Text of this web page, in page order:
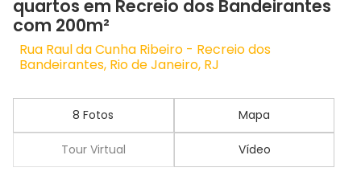
quartos em Recreio dos Bandeirantes
com 200m²
Rua Raul da Cunha Ribeiro - Recreio dos
Bandeirantes, Rio de Janeiro, RJ
8 Fotos Mapa
Tour Virtual Vídeo